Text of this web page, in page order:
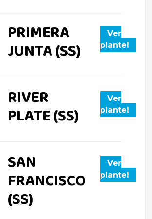
PRIMERA
JUNTA (SS)
Ver
plantel
RIVER
PLATE (SS)
Ver
plantel
SAN
FRANCISCO
(SS)
Ver
plantel